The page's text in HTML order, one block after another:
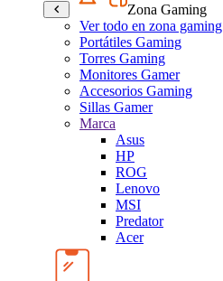
Zona Gaming
Ver todo en zona gaming
Portátiles Gaming
Torres Gaming
Monitores Gamer
Accesorios Gaming
Sillas Gamer
Marca
Asus
HP
ROG
Lenovo
MSI
Predator
Acer